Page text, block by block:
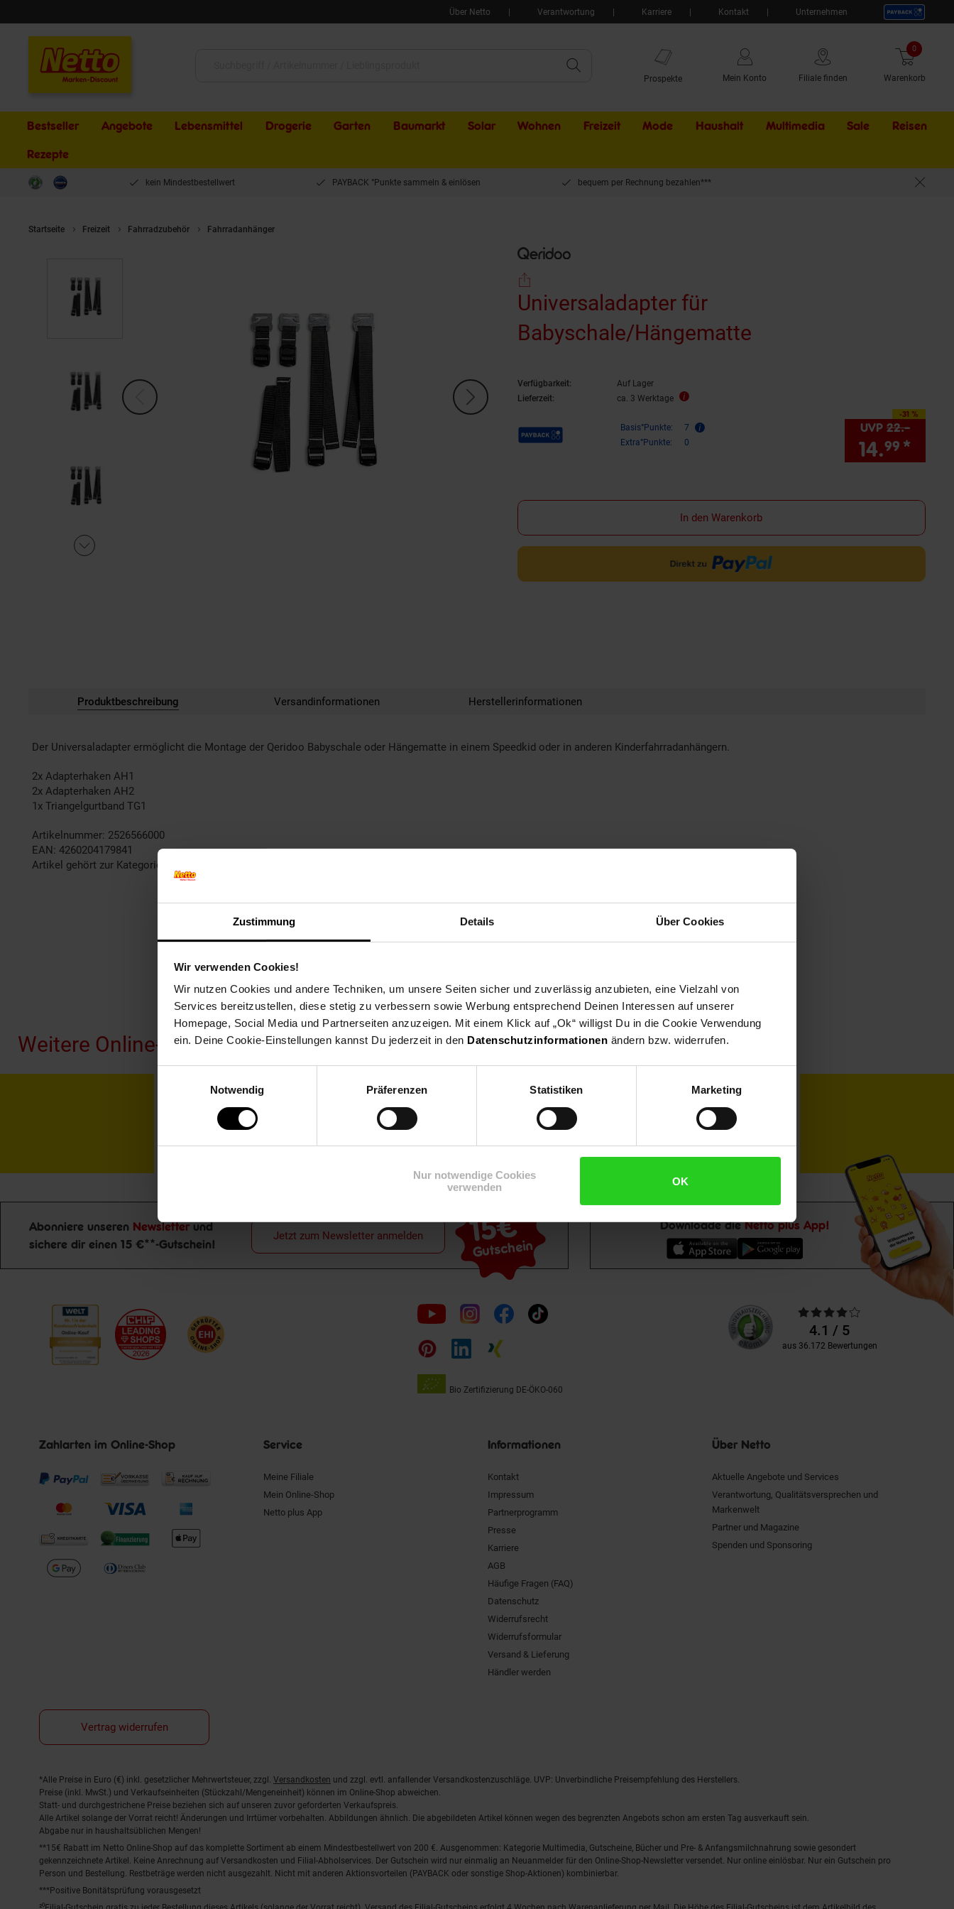
Zustimmung Details Über Cookies
Wir verwenden Cookies!
Wir nutzen Cookies und andere Techniken, um unsere Seiten sicher und zuverlässig anzubieten, eine Vielzahl von
Services bereitzustellen, diese stetig zu verbessern sowie Werbung entsprechend Deinen Interessen auf unserer
Homepage, Social Media und Partnerseiten anzuzeigen. Mit einem Klick auf „Ok“ willigst Du in die Cookie Verwendung
ein. Deine Cookie-Einstellungen kannst Du jederzeit in den Datenschutzinformationen ändern bzw. widerrufen.
Notwendig
Präferenzen Statistiken Marketing
Nur notwendige Cookies
verwenden
OK
Über Netto Verantwortung Karriere Kontakt Unternehmen
Prospekte Mein Konto Filiale finden Warenkorb
0 Artikel
Bestseller Angebote Lebensmittel Drogerie Garten Baumarkt Solar Wohnen Freizeit Mode Haushalt Multimedia Sale Externer
Reisen
Rezepte
kein Mindestbestellwert PAYBACK °Punkte sammeln & einlösen bequem per Rechnung bezahlen***
Startseite Freizeit Fahrradzubehör Fahrradanhänger
Universaladapter für
Babyschale/Hängematte
Verfügbarkeit:
Auf Lager
Lieferzeit:
ca. 3 Werktage
Payback Punkte Basis°Punkte:
7
Extra°Punkte:
0
-31 %
Sie Sparen 31 Prozent,
UVP 22.–
14.99 *
In den Warenkorb
Produktbeschreibung Versandinformationen Herstellerinformationen
Der Universaladapter ermöglicht die Montage der Qeridoo Babyschale oder Hängematte in einem Speedkid oder in anderen Kinderfahrradanhängern.
2x Adapterhaken AH1
2x Adapterhaken AH2
1x Triangelgurtband TG1
Artikelnummer: 2526566000
EAN: 4260204179841
Artikel gehört zur Kategorie:
Weitere Online-Angebote
Netto Reisen Weinwelt Rezeptwelt Karriere
Newsletter Anmeldung
Abonniere unseren Newsletterund
sichere dir einen 15 €**-Gutschein!
15€**
Gutschein
Jetzt zum Newsletter anmelden
Downloade dieNetto plus App!
Folge
uns
auf
Bio Zertifizierung DE-ÖKO-060
Unsere
Kundenbewertungen
Durchschnittliche
Bewertungen4.1 / 5
aus 36.172 Bewertungen
Zahlarten im Online-Shop Service
Meine Filiale
Mein Online-Shop
Netto plus App
Informationen
Kontakt
Impressum
Partnerprogramm
Presse
Karriere
AGB
Häufige Fragen (FAQ)
Datenschutz
Widerrufsrecht
Widerrufsformular
Versand & Lieferung
Händler werden
Über Netto
Aktuelle Angebote und Services
Verantwortung, Qualitätsversprechen und
Markenwelt
Partner und Magazine
Spenden und Sponsoring
Vertrag widerrufen
Fußnoten
*Alle Preise in Euro (€) inkl. gesetzlicher Mehrwertsteuer, zzgl. Versandkosten und zzgl. evtl. anfallender Versandkostenzuschläge. UVP: Unverbindliche Preisempfehlung des Herstellers.
Preise (inkl. MwSt.) und Verkaufseinheiten (Stückzahl/Mengeneinheit) können im Online-Shop abweichen.
Statt- und durchgestrichene Preise beziehen sich auf unseren zuvor geforderten Verkaufspreis.
Alle Artikel solange der Vorrat reicht! Änderungen und Irrtümer vorbehalten. Abbildungen ähnlich. Die abgebildeten Artikel können wegen des begrenzten Angebots schon am ersten Tag ausverkauft sein.
Abgabe nur in haushaltsüblichen Mengen!
**15€ Rabatt im Netto Online-Shop auf das komplette Sortiment ab einem Mindestbestellwert von 200 €. Ausgenommen: Kategorie Multimedia, Gutscheine, Bücher und Pre- & Anfangsmilchnahrung sowie gesondert
gekennzeichnete Artikel. Keine Anrechnung auf Versandkosten und Filial-Abholservices. Der Gutschein wird nur einmalig an Neuanmelder für den Online-Shop-Newsletter versendet. Nur online einlösbar. Nur ein Gutschein pro
Person und Bestellung. Restbeträge werden nicht ausgezahlt. Nicht mit anderen Aktionsvorteilen (PAYBACK oder sonstige Shop-Aktionen) kombinierbar.
***Positive Bonitätsprüfung vorausgesetzt